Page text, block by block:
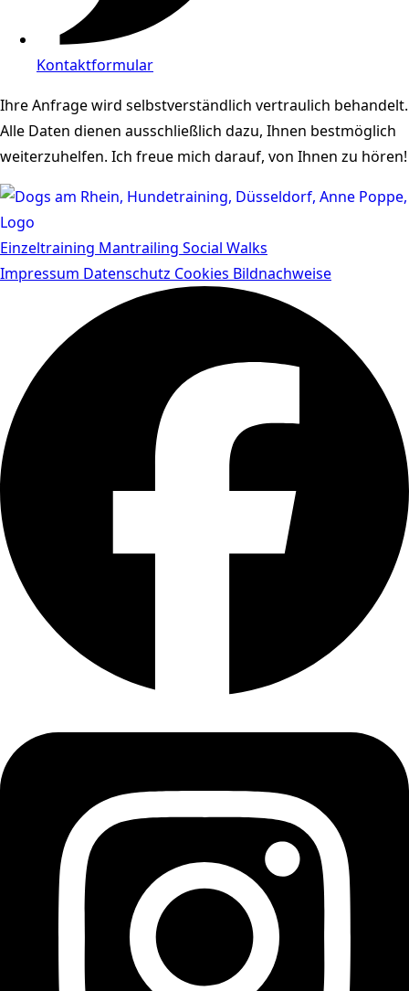
Kontaktformular
Ihre Anfrage wird selbstverständlich vertraulich behandelt.
Alle Daten dienen ausschließlich dazu, Ihnen bestmöglich
weiterzuhelfen. Ich freue mich darauf, von Ihnen zu hören!
Einzeltraining Mantrailing Social Walks
Impressum Datenschutz Cookies Bildnachweise